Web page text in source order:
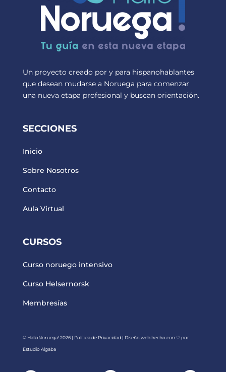
Un proyecto creado por y para hispanohablantes
que desean mudarse a Noruega para comenzar
una nueva etapa profesional y buscan orientación.
SECCIONES
Inicio
Sobre Nosotros
Contacto
Aula Virtual
CURSOS
Curso noruego intensivo
Curso Helsernorsk
Membresías
© HalloNoruega! 2026 | Política de Privacidad| Diseño web hecho con ♡ por
Estudio Algaba